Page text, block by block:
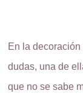
En la
dudas, una de
que no se sabe